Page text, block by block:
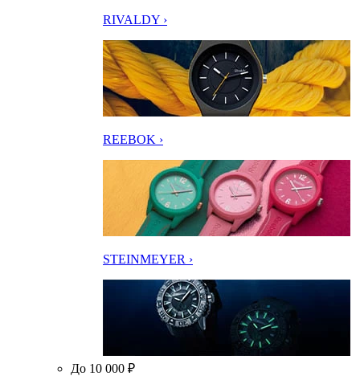
RIVALDY ›
REEBOK ›
STEINMEYER ›
До 10 000 ₽